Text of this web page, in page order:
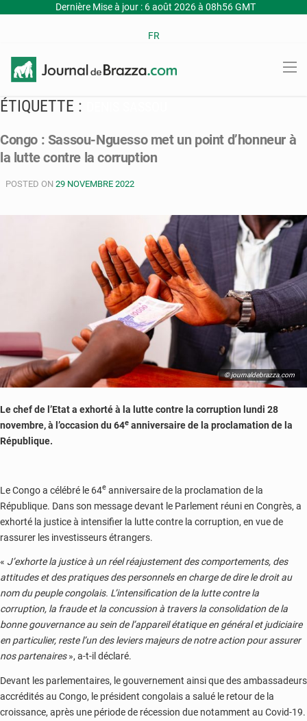
Dernière Mise à jour : 6 août 2026 à 08h56 GMT
FR
ÉTIQUETTE :
Congo : Sassou-Nguesso met un point d’honneur à
la lutte contre la corruption
POSTED ON 29 NOVEMBRE 2022
© journaldebrazza.com
Le chef de l’Etat a exhorté à la lutte contre la corruption lundi 28
novembre, à l’occasion du 64e anniversaire de la proclamation de la
République.
Le Congo a célébré le 64e anniversaire de la proclamation de la
République. Dans son message devant le Parlement réuni en Congrès, a
exhorté la justice à intensifier la lutte contre la corruption, en vue de
rassurer les investisseurs étrangers.
« J’exhorte la justice à un réel réajustement des comportements, des
attitudes et des pratiques des personnels en charge de dire le droit au
nom du peuple congolais. L’intensification de la lutte contre la
corruption, la fraude et la concussion à travers la consolidation de la
bonne gouvernance au sein de l’appareil étatique en général et judiciaire
en particulier, reste l’un des leviers majeurs de notre action pour assurer
nos partenaires», a-t-il déclaré.
Devant les parlementaires, le gouvernement ainsi que des ambassadeurs
accrédités au Congo, le président congolais a salué le retour de la
croissance, après une période de récession due notamment au Covid-19.